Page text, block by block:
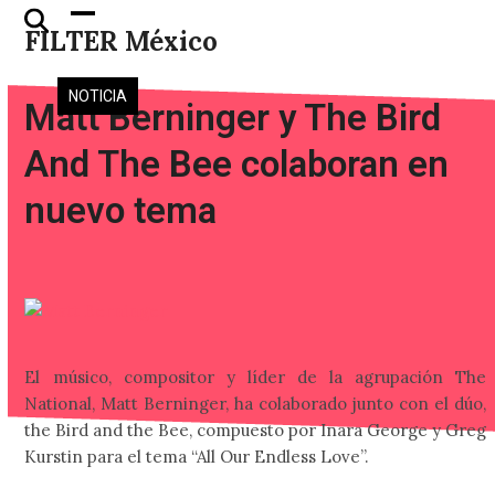
Skip
FILTER México
Open
mobile
menu
Close
mobile
menu
NOTICIA
Matt Berninger y The Bird
And The Bee colaboran en
nuevo tema
El músico, compositor y líder de la agrupación The
National, Matt Berninger, ha colaborado junto con el dúo,
the Bird and the Bee, compuesto por Inara George y Greg
Kurstin para el tema “All Our Endless Love”.